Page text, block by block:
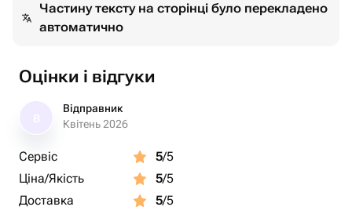
Частину тексту на сторінці було перекладено
автоматично
Оцінки і відгуки
Відправник
Квітень 2026
Сервіс 5/5
Ціна/Якість
5/5
Доставка
5/5